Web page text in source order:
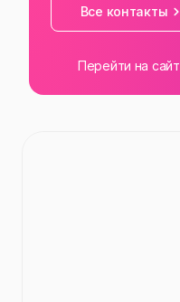
Все контакты
Перейти на сайт